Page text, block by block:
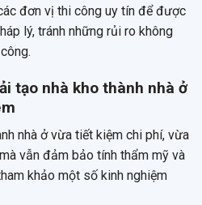
đơn vị thi công uy tín để được
lý, tránh những rủi ro không
tạo nhà kho thành nhà ở
nhà ở vừa tiết kiệm chi phí, vừa
vẫn đảm bảo tính thẩm mỹ và
khảo một số kinh nghiệm